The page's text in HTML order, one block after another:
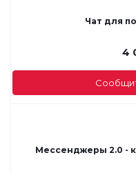
Чат для
4
Мессенджеры 2.0 -